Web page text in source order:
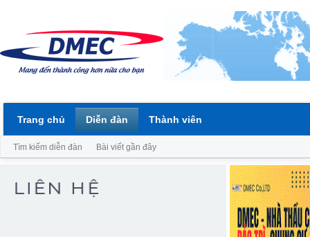
Trang chủ Diễn đàn
Tìm kiếm diễn đàn Bài viết gần đây
Thành viên